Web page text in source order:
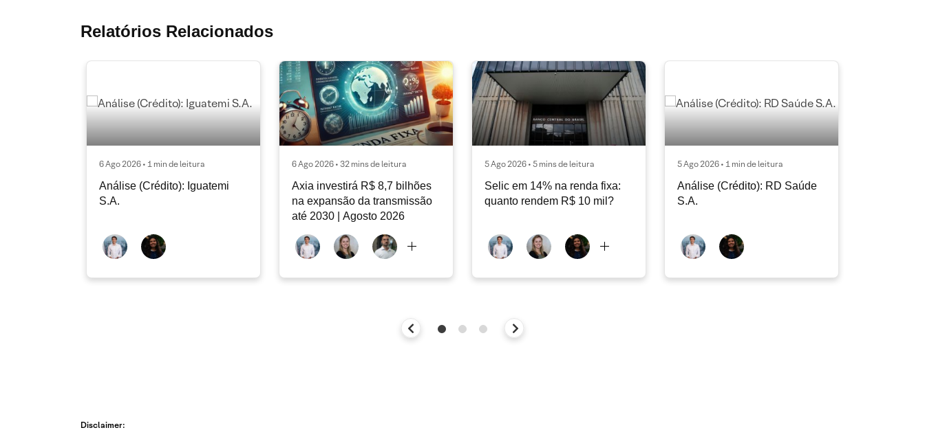
Relatórios Relacionados
6 Ago 2026 • 1 min de leitura
Análise (Crédito): Iguatemi
S.A.
6 Ago 2026 • 32 mins de leitura
Axia investirá R$ 8,7 bilhões
na expansão da transmissão
até 2030 | Agosto 2026
5 Ago 2026 • 5 mins de leitura
Selic em 14% na renda fixa:
quanto rendem R$ 10 mil?
5 Ago 2026 • 1 min de leitura
Análise (Crédito): RD Saúde
S.A.
Disclaimer: